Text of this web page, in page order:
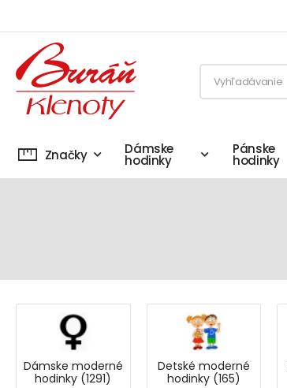
Značky Dámske
hodinky
Pánske
hodinky
Dámske moderné
hodinky (1291)
Detské moderné
hodinky (165)